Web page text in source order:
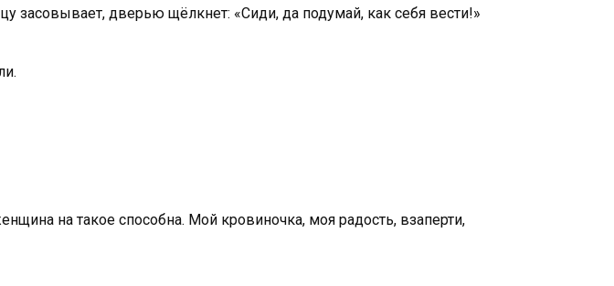
засовывает, дверью щёлкнет: «Сиди, да подумай, как себя вести!»
на такое способна. Мой кровиночка, моя радость, взаперти,